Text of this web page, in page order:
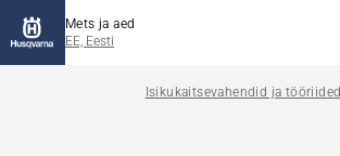
Mets ja aed
EE, Eesti
Isikukaitsevahendid ja tööriided